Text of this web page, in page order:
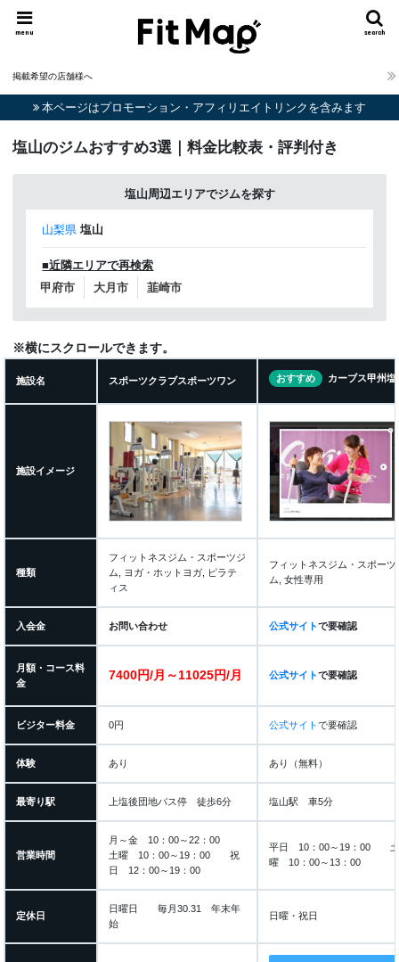
search
menu
掲載希望の店舗様へ
本ページはプロモーション・アフィリエイトリンクを含みます
塩山のジムおすすめ3選｜料金比較表・評判付き
塩山周辺エリアでジムを探す
山梨県 塩山
■近隣エリアで再検索
甲府市
大月市 韮崎市
※横にスクロールできます。
施設名 スポーツクラブスポーツワン おすすめ カーブス甲州塩
施設イメージ
種類
フィットネスジム・スポーツジ
ム, ヨガ・ホットヨガ, ピラテ
ィス
フィットネスジム・スポーツ
ム, 女性専用
入会金 お問い合わせ 公式サイトで要確認
月額・コース料
金
7400円/月～11025円/月 公式サイトで要確認
ビジター料金 0円 公式サイトで要確認
体験 あり あり（無料）
最寄り駅 上塩後団地バス停 徒歩6分 塩山駅 車5分
営業時間
月～金 10：00～22：00
土曜 10：00～19：00 祝
日 12：00～19：00
平日 10：00～19：00
曜 10：00～13：00
定休日
日曜日 毎月30.31 年末年
始
日曜・祝日